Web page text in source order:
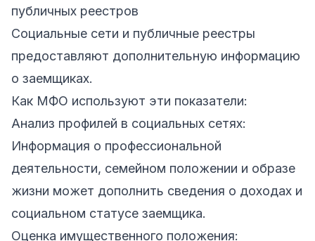
публичных реестров
Социальные сети и публичные реестры
предоставляют дополнительную информацию
о заемщиках.
Как МФО используют эти показатели:
Анализ профилей в социальных сетях:
Информация о профессиональной
деятельности, семейном положении и образе
жизни может дополнить сведения о доходах и
социальном статусе заемщика.
Оценка имущественного положения: